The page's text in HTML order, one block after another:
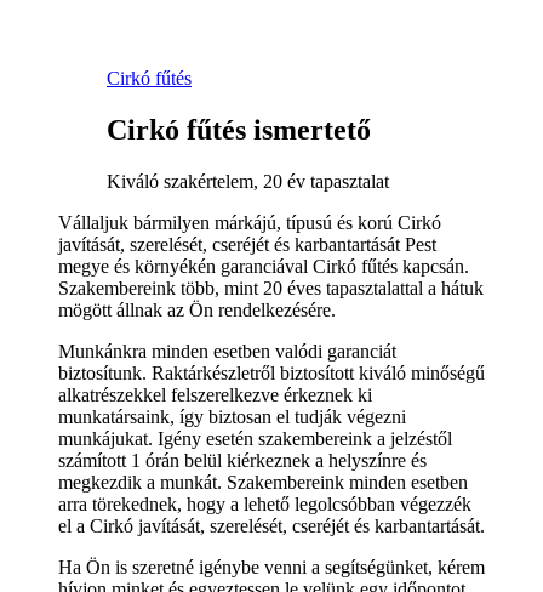
Cirkó fűtés
Cirkó fűtés ismertető
Kiváló szakértelem, 20 év tapasztalat
Vállaljuk bármilyen márkájú, típusú és korú Cirkó
javítását, szerelését, cseréjét és karbantartását Pest
megye és környékén garanciával Cirkó fűtés kapcsán.
Szakembereink több, mint 20 éves tapasztalattal a hátuk
mögött állnak az Ön rendelkezésére.
Munkánkra minden esetben valódi garanciát
biztosítunk. Raktárkészletről biztosított kiváló minőségű
alkatrészekkel felszerelkezve érkeznek ki
munkatársaink, így biztosan el tudják végezni
munkájukat. Igény esetén szakembereink a jelzéstől
számított 1 órán belül kiérkeznek a helyszínre és
megkezdik a munkát. Szakembereink minden esetben
arra törekednek, hogy a lehető legolcsóbban végezzék
el a Cirkó javítását, szerelését, cseréjét és karbantartását.
Ha Ön is szeretné igénybe venni a segítségünket, kérem